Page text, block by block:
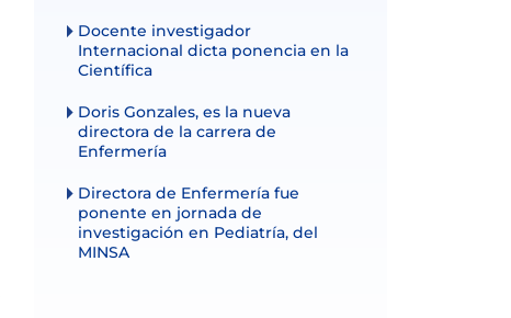
Docente investigador
Internacional dicta ponencia en la
Científica
Doris Gonzales, es la nueva
directora de la carrera de
Enfermería
Directora de Enfermería fue
ponente en jornada de
investigación en Pediatría, del
MINSA